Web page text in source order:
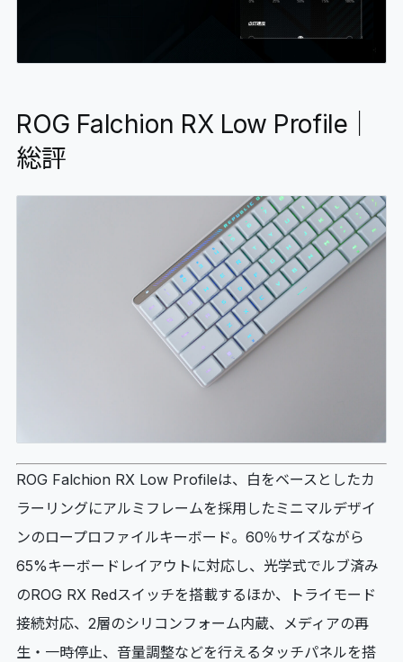
ROG Falchion RX Low Profile｜
総評
ROG Falchion RX Low Profileは、白をベースとしたカ
ラーリングにアルミフレームを採用したミニマルデザイ
ンのロープロファイルキーボード。60％サイズながら
65%キーボードレイアウトに対応し、光学式でルブ済み
のROG RX Redスイッチを搭載するほか、トライモード
接続対応、2層のシリコンフォーム内蔵、メディアの再
生・一時停止、音量調整などを行えるタッチパネルを搭